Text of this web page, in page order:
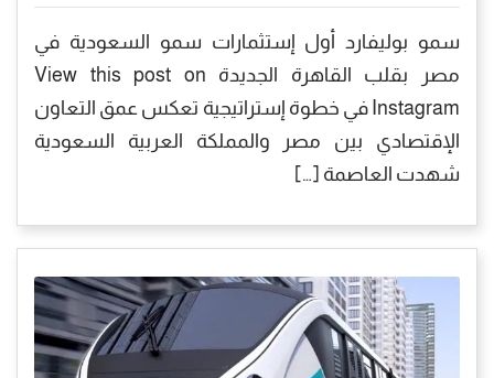
سمو بوليفارد أول إستثمارات سمو السعودية في
مصر بقلب القاهرة الجديدة View this post on
Instagram في خطوة إستراتيجية تعكس عمق التعاون
الإقتصادي بين مصر والمملكة العربية السعودية
شهدت العاصمة […]